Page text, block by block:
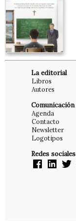
La editorial
Libros
Autores
Comunicación
Agenda
Contacto
Newsletter
Logotipos
Redes sociales